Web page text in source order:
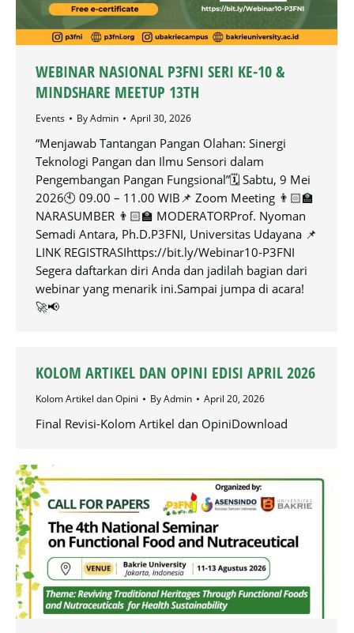
WEBINAR NASIONAL P3FNI SERI KE-10 &
MINDSHARE MEETUP 13TH
Events ByAdmin April 30, 2026
“Menjawab Tantangan Pangan Olahan: Sinergi
Teknologi Pangan dan Ilmu Sensori dalam
Pengembangan Pangan Fungsional”🗓️ Sabtu, 9 Mei
2026🕙 09.00 – 11.00 WIB📌 Zoom Meeting 👨🏻‍🏫
NARASUMBER 👨🏻‍🏫 MODERATORProf. Nyoman
Semadi Antara, Ph.D.P3FNI, Universitas Udayana 📌
LINK REGISTRASIhttps://bit.ly/Webinar10-P3FNI
Segera daftarkan diri Anda dan jadilah bagian dari
webinar yang menarik ini.Sampai jumpa di acara!
🚀📢
KOLOM ARTIKEL DAN OPINI EDISI APRIL 2026
Kolom Artikel dan Opini ByAdmin April 20, 2026
Final Revisi-Kolom Artikel dan OpiniDownload